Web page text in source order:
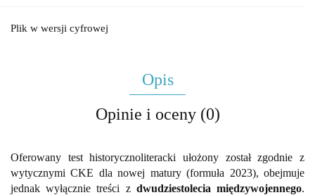
Plik w wersji cyfrowej
Opis
Opinie i oceny (0)
Oferowany test historycznoliteracki ułożony został zgodnie z
wytycznymi CKE dla nowej matury (formuła 2023), obejmuje
jednak wyłącznie treści z dwudziestolecia międzywojennego.